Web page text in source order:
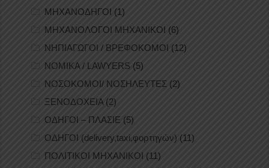
ΜΗΧΑΝΟΔΗΓΟΙ (1)
ΜΗΧΑΝΟΛΟΓΟΙ ΜΗΧΑΝΙΚΟΙ (6)
ΝΗΠΙΑΓΩΓΟΙ / ΒΡΕΦΟΚΟΜΟΙ (12)
ΝΟΜΙΚΑ / LAWYERS (5)
ΝΟΣΟΚΟΜΟΙ/ ΝΟΣΗΛΕΥΤΕΣ (2)
ΞΕΝΟΔΟΧΕΙΑ (2)
ΟΔΗΓΟΙ – ΠΛΑΣΙΕ (5)
ΟΔΗΓΟΙ (delivery,taxi,φορτηγών) (11)
ΠΟΛΙΤΙΚΟΙ ΜΗΧΑΝΙΚΟΙ (11)